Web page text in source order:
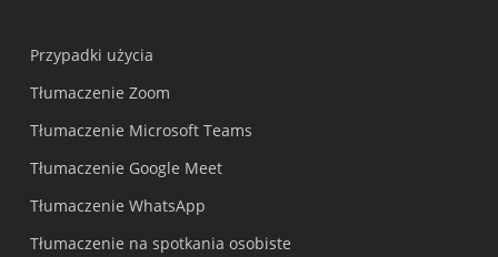
Przypadki użycia
Tłumaczenie Zoom
Tłumaczenie Microsoft Teams
Tłumaczenie Google Meet
Tłumaczenie WhatsApp
Tłumaczenie na spotkania osobiste